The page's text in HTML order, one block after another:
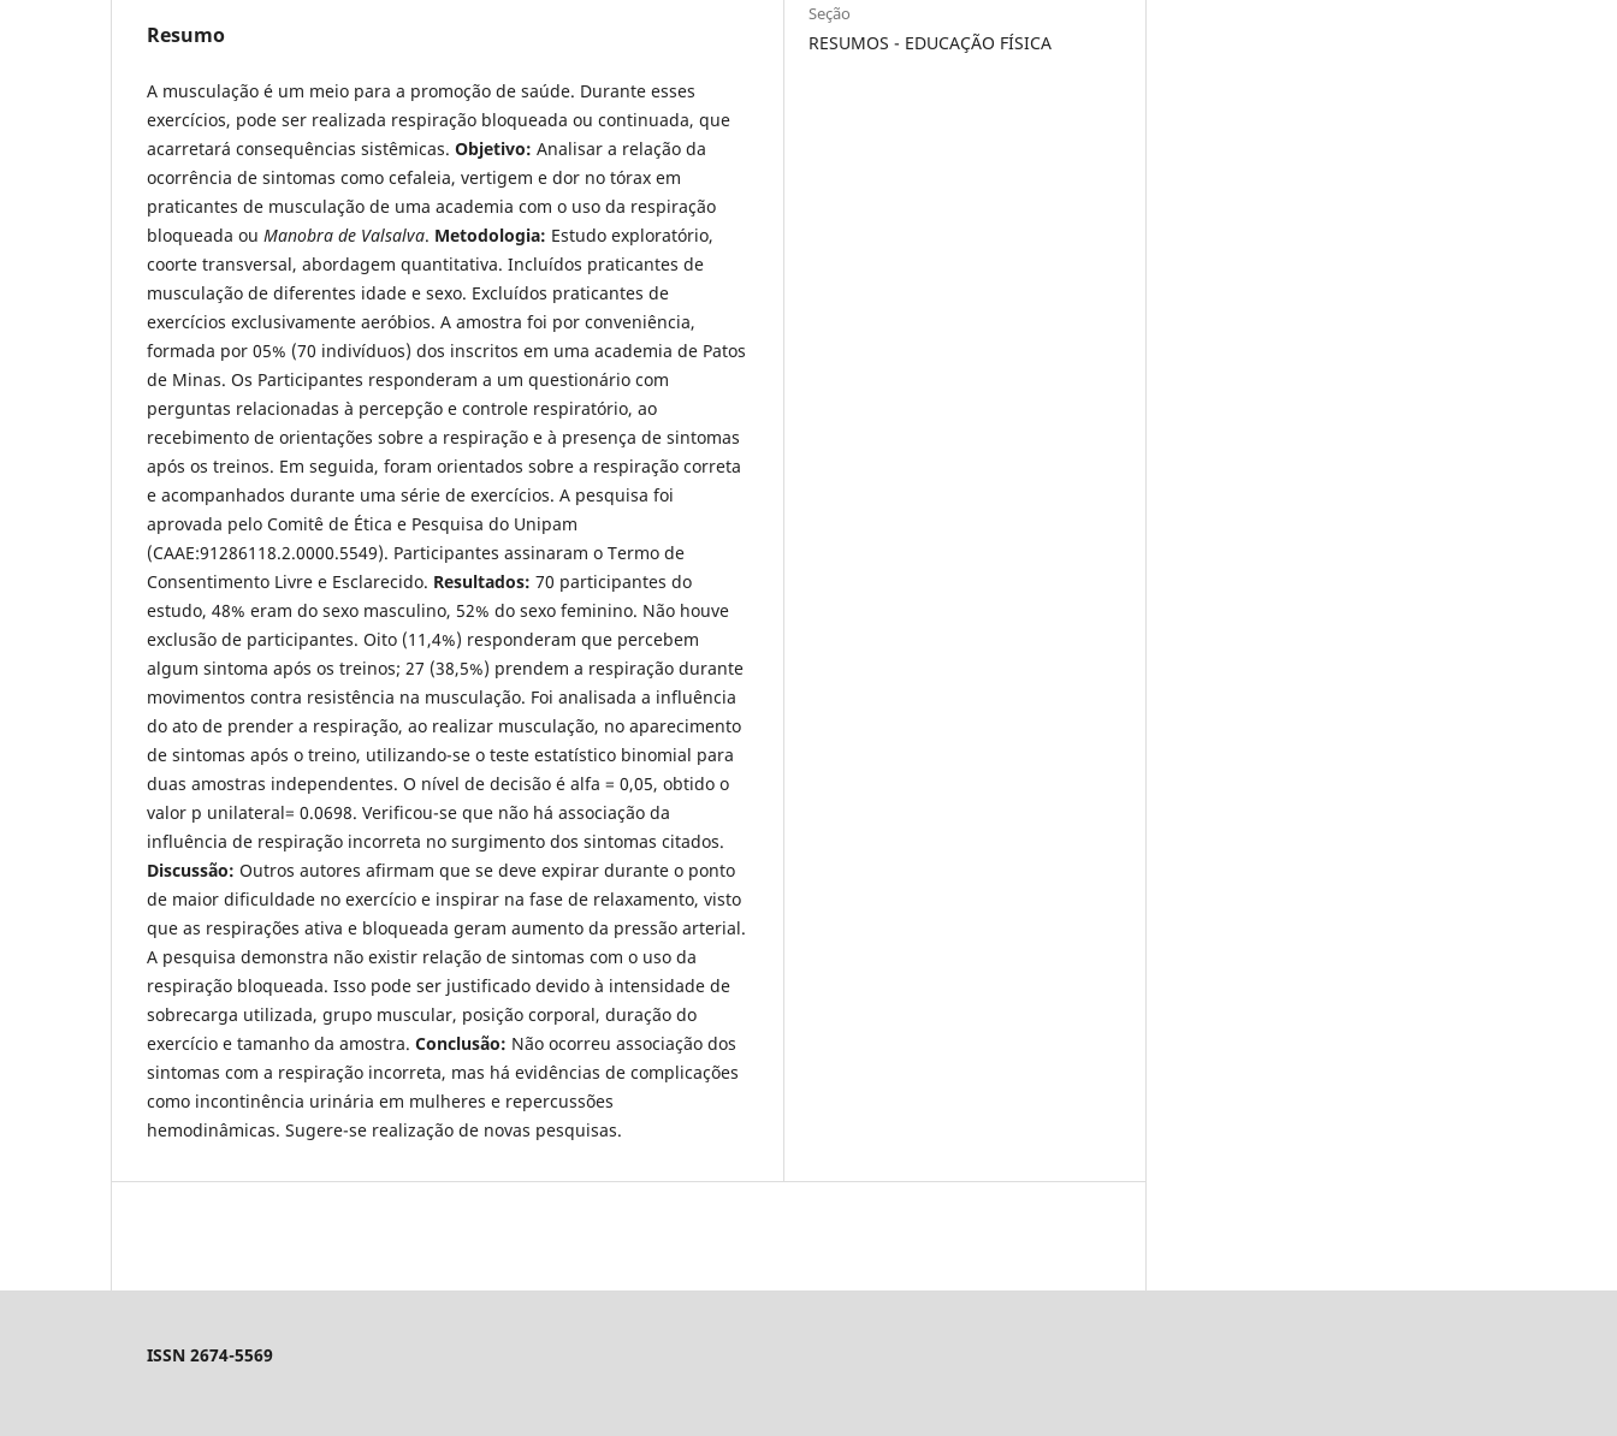
Resumo
A musculação é um meio para a promoção de saúde. Durante esses
exercícios, pode ser realizada respiração bloqueada ou continuada, que
acarretará consequências sistêmicas. Objetivo: Analisar a relação da
ocorrência de sintomas como cefaleia, vertigem e dor no tórax em
praticantes de musculação de uma academia com o uso da respiração
bloqueada ou Manobra de Valsalva. Metodologia: Estudo exploratório,
coorte transversal, abordagem quantitativa. Incluídos praticantes de
musculação de diferentes idade e sexo. Excluídos praticantes de
exercícios exclusivamente aeróbios. A amostra foi por conveniência,
formada por 05% (70 indivíduos) dos inscritos em uma academia de Patos
de Minas. Os Participantes responderam a um questionário com
perguntas relacionadas à percepção e controle respiratório, ao
recebimento de orientações sobre a respiração e à presença de sintomas
após os treinos. Em seguida, foram orientados sobre a respiração correta
e acompanhados durante uma série de exercícios. A pesquisa foi
aprovada pelo Comitê de Ética e Pesquisa do Unipam
(CAAE:91286118.2.0000.5549). Participantes assinaram o Termo de
Consentimento Livre e Esclarecido. Resultados: 70 participantes do
estudo, 48% eram do sexo masculino, 52% do sexo feminino. Não houve
exclusão de participantes. Oito (11,4%) responderam que percebem
algum sintoma após os treinos; 27 (38,5%) prendem a respiração durante
movimentos contra resistência na musculação. Foi analisada a influência
do ato de prender a respiração, ao realizar musculação, no aparecimento
de sintomas após o treino, utilizando-se o teste estatístico binomial para
duas amostras independentes. O nível de decisão é alfa = 0,05, obtido o
valor p unilateral= 0.0698. Verificou-se que não há associação da
influência de respiração incorreta no surgimento dos sintomas citados.
Discussão: Outros autores afirmam que se deve expirar durante o ponto
de maior dificuldade no exercício e inspirar na fase de relaxamento, visto
que as respirações ativa e bloqueada geram aumento da pressão arterial.
A pesquisa demonstra não existir relação de sintomas com o uso da
respiração bloqueada. Isso pode ser justificado devido à intensidade de
sobrecarga utilizada, grupo muscular, posição corporal, duração do
exercício e tamanho da amostra. Conclusão: Não ocorreu associação dos
sintomas com a respiração incorreta, mas há evidências de complicações
como incontinência urinária em mulheres e repercussões
hemodinâmicas. Sugere-se realização de novas pesquisas.
Seção
RESUMOS - EDUCAÇÃO FÍSICA
ISSN 2674-5569